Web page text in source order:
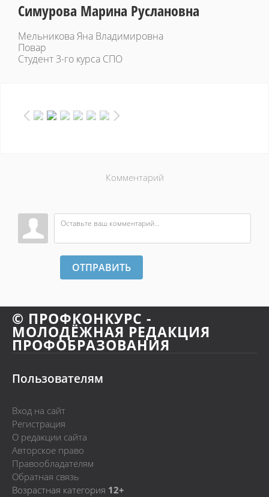
Симурова Марина Руслановна
Мельникова Яна Владимировна
Повар
Студент 3-го курса СПО
Комментарий
ОТПРАВИТЬ
© ПРОФКОНКУРС -
МОЛОДЁЖНАЯ РЕДАКЦИЯ
ПРОФОБРАЗОВАНИЯ
Пользователям
Вход на сайт
Регистрация
О редакции сайта
Авторское право
Правообладателям
Обратная связь
Возрастная категория 12+